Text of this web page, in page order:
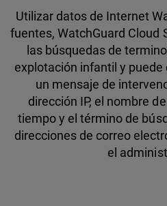
Utilizar datos de Internet
fuentes, WatchGuard Cloud
las búsquedas de
explotación infantil y
un mensaje de
dirección IP, el nombre
tiempo y el término de
direcciones de correo
el